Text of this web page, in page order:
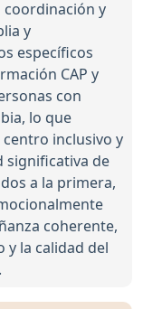
y
y
específicos
CAP y
con
lo que
inclusivo y
significativa de
a la primera,
coherente,
la calidad del